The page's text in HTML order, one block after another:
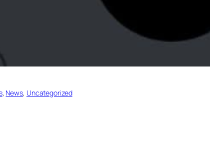
, News, Uncategorized